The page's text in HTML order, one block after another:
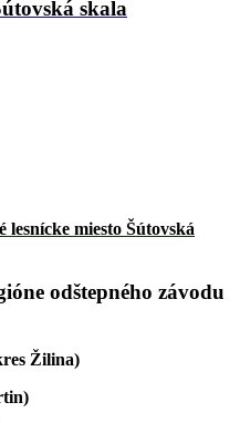
skala
lesnícke miesto Šútovská
odštepného závodu
Žilina)